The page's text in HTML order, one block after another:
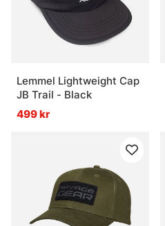
Lemmel Lightweight Cap
JB Trail - Black
499 kr